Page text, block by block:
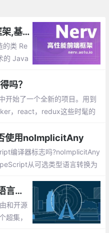
Nerv_一款类 React 前端框架,基于虚拟 DOM 技术的 JavaScript(TypeScript) 库
的类 Re
的 Java
式与
吗？
开始了一个全新的项目。用到
，react，redux这些时髦的
使用noImplicitAny
编译器标志吗?noImplicitAny
从可选类型语言转换为
为什么要学习Typescript 语言呢?Typescript 开发环境安装
和开源
超集，